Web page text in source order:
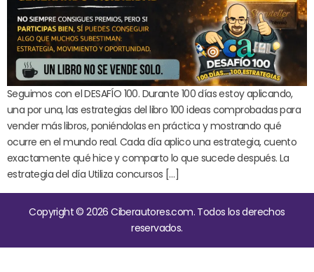
Seguimos con el DESAFÍO 100. Durante 100 días estoy aplicando,
una por una, las estrategias del libro 100 ideas comprobadas para
vender más libros, poniéndolas en práctica y mostrando qué
ocurre en el mundo real. Cada día aplico una estrategia, cuento
exactamente qué hice y comparto lo que sucede después. La
estrategia del día Utiliza concursos […]
Copyright © 2026 Ciberautores.com. Todos los derechos
reservados.